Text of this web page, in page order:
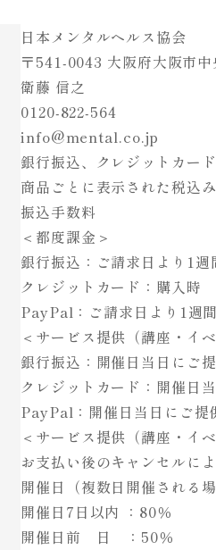
日本メンタルヘルス協会
〒541-0043 大阪府大阪市
衛藤 信之
0120-822-564
info@mental.co.jp
銀行振込、クレジットカー
商品ごとに表示された税込
振込手数料
＜都度課金＞
銀行振込：ご請求日より1週
クレジットカード：購入時
PayPal：ご請求日より1週
＜サービス提供（講座・イ
銀行振込：開催日当日にご提
クレジットカード：開催日当
PayPal：開催日当日にご提
＜サービス提供（講座・イ
お支払い後のキャンセルに
開催日（複数日開催される
開催日7日以内 ：80％
開催日前 日 ：50％